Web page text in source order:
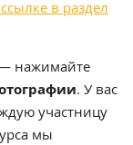
в раздел
— нажимайте
. У вас
участницу
мы